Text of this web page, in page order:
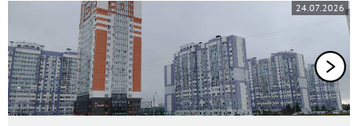
24.07.2026